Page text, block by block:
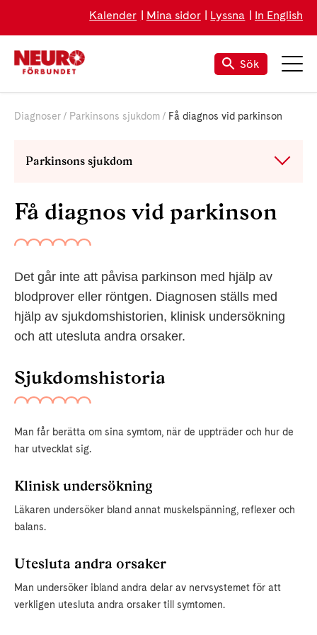
Kalender Mina sidor Lyssna In English
Sök
Diagnoser Parkinsons sjukdom Få diagnos vid parkinson
Parkinsons sjukdom
Få diagnos vid parkinson
Det går inte att påvisa parkinson med hjälp av
blodprover eller röntgen. Diagnosen ställs med
hjälp av sjukdomshistorien, klinisk undersökning
och att utesluta andra orsaker.
Sjukdomshistoria
Man får berätta om sina symtom, när de uppträder och hur de
har utvecklat sig.
Klinisk undersökning
Läkaren undersöker bland annat muskelspänning, reflexer och
balans.
Utesluta andra orsaker
Man undersöker ibland andra delar av nervsystemet för att
verkligen utesluta andra orsaker till symtomen.